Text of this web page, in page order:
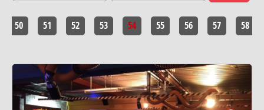
50 51 52 53 54 55 56 57 58